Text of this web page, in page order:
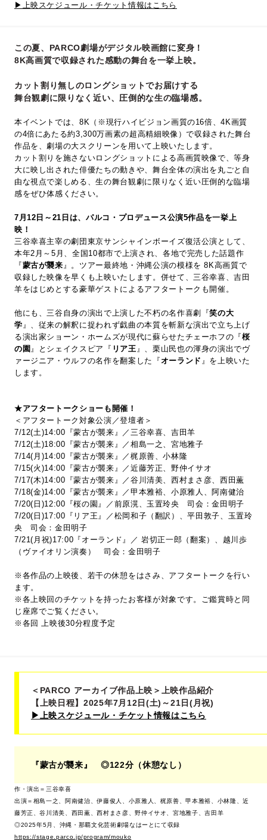
▶︎上映スケジュール・チケット情報はこちら
この夏、PARCO劇場がデジタル映画館に変身！
8K高画質で収録された感動の舞台を一挙上映。
カット割り無しのロングショットでお届けする
舞台観劇に限りなく近い、圧倒的な生の臨場感。
本イベントでは、8K（※現行ハイビジョン画質の16倍、4K画質
の4倍にあたる約3,300万画素の超高精細映像）で収録された舞台
作品を、劇場の大スクリーンを用いて上映いたします。
カット割りを施さないロングショットによる高画質映像で、等身
大に映し出された俳優たちの動きや、舞台全体の演出を丸ごと自
由な視点で楽しめる、生の舞台観劇に限りなく近い圧倒的な臨場
感をぜひ体感ください。
7月12日～21日は、パルコ・プロデュース公演5作品を一挙上
映！
三谷幸喜主宰の劇団東京サンシャインボーイズ復活公演として、
本年2月～5月、全国10都市で上演され、各地で完売した話題作
『蒙古が襲来』。ツアー最終地・沖縄公演の模様を 8K高画質で
収録した映像を早くも上映いたします。併せて、三谷幸喜、吉田
羊をはじめとする豪華ゲストによるアフタートークも開催。
他にも、三谷自身の演出で上演した不朽の名作喜劇『笑の大
学』、従来の解釈に捉われず戯曲の本質を斬新な演出で立ち上げ
る演出家ショーン・ホームズが現代に蘇らせたチェーホフの『桜
の園 』とシェイクスピア『 リア王』、栗山民也の渾身の演出でヴ
ァージニア・ウルフの名作を翻案した『オーランド 』を上映いた
します。
★アフタートークショーも開催！
＜アフタートーク対象公演／登壇者＞
7/12(土)14:00『蒙古が襲来』／三谷幸喜、吉田羊
7/12(土)18:00『蒙古が襲来』／相島一之、宮地雅子
7/14(月)14:00『蒙古が襲来』／梶原善、小林隆
7/15(火)14:00『蒙古が襲来』／近藤芳正、野仲イサオ
7/17(木)14:00『蒙古が襲来』／谷川清美、西村まさ彦、西田薫
7/18(金)14:00『蒙古が襲来』／甲本雅裕、小原雅人、阿南健治
7/20(日)12:00『桜の園』／前原滉、玉置玲央 司会：金田明子
7/20(日)17:00『リア王』／松岡和子（翻訳）、平田敦子、玉置玲
央 司会：金田明子
7/21(月祝)17:00『オーランド』／ 岩切正一郎（翻案）、越川歩
（ヴァイオリン演奏） 司会：金田明子
※各作品の上映後、若干の休憩をはさみ、アフタートークを行い
ます。
※各上映回のチケットを持ったお客様が対象です。ご鑑賞時と同
じ座席でご覧ください。
※各回 上映後30分程度予定
＜PARCO アーカイブ作品上映＞上映作品紹介
【上映日程】2025年7月12日(土)～21日(月祝)
▶︎上映スケジュール・チケット情報はこちら
『蒙古が襲来』 ◎122分（休憩なし）
作・演出＝三谷幸喜
出演＝相島一之、阿南健治、伊藤俊人、小原雅人、梶原善、甲本雅裕、小林隆、近
藤芳正、谷川清美、西田薫、西村まさ彦、野仲イサオ、宮地雅子、吉田羊
◎2025年5月、沖縄・那覇文化芸術劇場なはーとにて収録
https://stage.parco.jp/program/mouko